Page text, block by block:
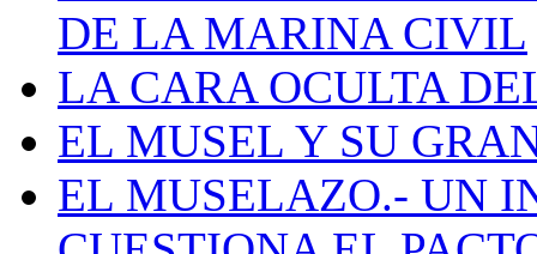
DE LA MARINA CIVIL
LA CARA OCULTA
EL MUSEL Y SU
EL MUSELAZO.- UN